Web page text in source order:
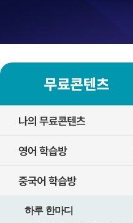
하루 한마디